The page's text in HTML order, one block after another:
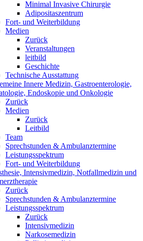
Minimal Invasive Chirurgie
Adipositaszentrum
Fort- und Weiterbildung
Medien
Zurück
Veranstaltungen
leitbild
Geschichte
Technische Ausstattung
Innere Medizin, Gastroenterologie,
Endoskopie und Onkologie
Zurück
Medien
Zurück
Leitbild
Team
Sprechstunden & Ambulanztermine
Leistungsspektrum
Fort- und Weiterbildung
Intensivmedizin, Notfallmedizin und
Zurück
Sprechstunden & Ambulanztermine
Leistungsspektrum
Zurück
Intensivmedizin
Narkosemedizin